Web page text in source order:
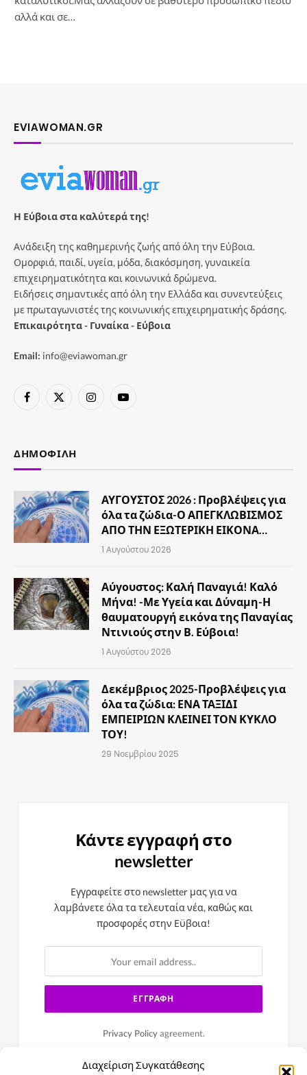
Διαχείριση Συγκατάθεσης
αλλά και σε…
EVIAWOMAN.GR
Η Εύβοια στα καλύτερά της!
Ανάδειξη της καθημερινής ζωής από όλη την Εύβοια.
Ομορφιά, παιδί, υγεία, μόδα, διακόσμηση, γυναικεία
επιχειρηματικότητα και κοινωνικά δρώμενα.
Ειδήσεις σημαντικές από όλη την Ελλάδα και συνεντεύξεις
με πρωταγωνιστές της κοινωνικής επιχειρηματικής δράσης.
Επικαιρότητα - Γυναίκα - Εύβοια
Email: info@eviawoman.gr
Facebook
X
InstagramYouTube
ΔΗΜΟΦΙΛΉ
ΑΥΓΟΥΣΤΟΣ 2026 : Προβλέψεις για
όλα τα ζώδια-Ο ΑΠΕΓΚΛΩΒΙΣΜΟΣ
ΑΠΟ ΤΗΝ ΕΞΩΤΕΡΙΚΗ ΕΙΚΟΝΑ…
1 Αυγούστου 2026
Αύγουστος: Καλή Παναγιά! Καλό
Μήνα! -Με Υγεία και Δύναμη-Η
θαυματουργή εικόνα της Παναγίας
Ντινιούς στην Β. Εύβοια!
1 Αυγούστου 2026
Δεκέμβριος 2025-Προβλέψεις για
όλα τα ζώδια: ΕΝΑ ΤΑΞΙΔΙ
ΕΜΠΕΙΡΙΩΝ ΚΛΕΙΝΕΙ ΤΟΝ ΚΥΚΛΟ
ΤΟΥ!
29 Νοεμβρίου 2025
Κάντε εγγραφή στο
newsletter
Εγγραφείτε στο newsletter μας για να
λαμβάνετε όλα τα τελευταία νέα, καθώς και
προσφορές στην Εϋβοια!
Privacy Policyagreement.